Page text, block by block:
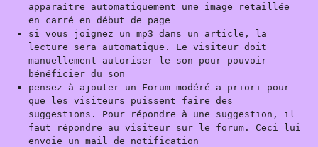
apparaître automatiquement une image retaillée
en carré en début de page
si vous joignez un mp3 dans un article, la
lecture sera automatique. Le visiteur doit
manuellement autoriser le son pour pouvoir
bénéficier du son
pensez à ajouter un Forum modéré a priori pour
que les visiteurs puissent faire des
suggestions. Pour répondre à une suggestion, il
faut répondre au visiteur sur le forum. Ceci lui
envoie un mail de notification